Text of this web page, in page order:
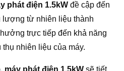
phát điện 1.5kW đề cập đến
lượng từ nhiên liệu thành
trực tiếp đến khả năng
nhiên liệu của máy.